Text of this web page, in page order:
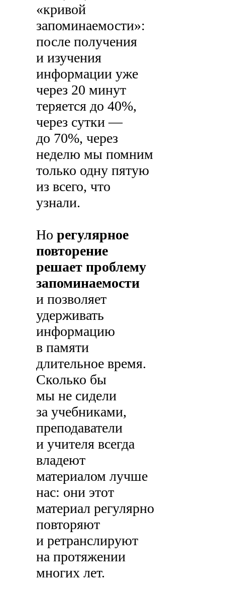
«кривой
запоминаемости»:
после получения
и изучения
информации уже
через 20 минут
теряется до 40%,
через сутки —
до 70%, через
неделю мы помним
только одну пятую
из всего, что
узнали.
Норегулярное
повторение
решает проблему
запоминаемости
и позволяет
удерживать
информацию
в памяти
длительное время.
Сколько бы
мы не сидели
за учебниками,
преподаватели
и учителя всегда
владеют
материалом лучше
нас: они этот
материал регулярно
повторяют
и ретранслируют
на протяжении
многих лет.